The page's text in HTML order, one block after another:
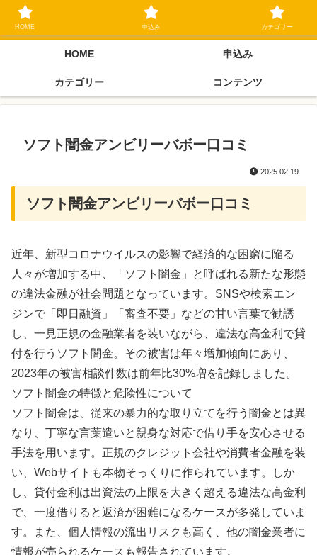
ブラックリスト長期延滞中でもOK 独自審査フリーローン 在籍確認なしの街
金クローネにご相談ください
HOME 申込み
カテゴリー コンテンツ
ソフト闇金アンビリーバボー口コミ
2025.02.19
ソフト闇金アンビリーバボー口コミ
近年、新型コロナウイルスの影響で経済的な困窮に陥る
人々が増加する中、「ソフト闇金」と呼ばれる新たな形態
の違法金融が社会問題となっています。SNSや検索エン
ジンで「即日融資」「審査不要」などの甘い言葉で勧誘
し、一見正規の金融業者を装いながら、違法な高金利で貸
付を行うソフト闇金。その被害は年々増加傾向にあり、
2023年の被害相談件数は前年比30%増を記録しました。
ソフト闇金の特徴と危険性について
ソフト闇金は、従来の暴力的な取り立てを行う闇金とは異
なり、丁寧な言葉遣いと親身な対応で借り手を安心させる
手法を用います。正規のクレジット会社や消費者金融を装
い、Webサイトも本物そっくりに作られています。しか
し、貸付金利は出資法の上限を大きく超える違法な高金利
で、一度借りると返済が困難になるケースが多発していま
す。また、個人情報の流出リスクも高く、他の闇金業者に
情報が売られるケースも報告されています。
HOME 申込み カテゴリー